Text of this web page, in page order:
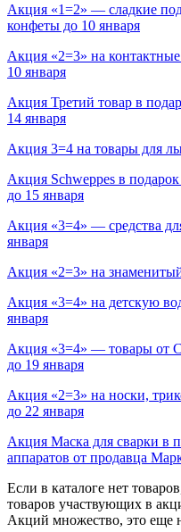
Акция «1=2» — сладкие
конфеты до 10 января
Акция «2=3» на
10 января
Акция Третий товар в
14 января
Акция 3=4 на товары для
Акция Schweppes в
до 15 января
Акция «3=4» — средства
января
Акция «2=3» на
Акция «3=4» на детскую
января
Акция «3=4» — товары от
до 19 января
Акция «2=3» на носки,
до 22 января
Акция Маска для сварки в
аппаратов от продавца
Если в каталоге нет
товаров участвующих в
Акций множество, это еще